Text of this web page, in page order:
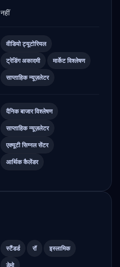
नहीं
वीडियो ट्यूटोरियल
ट्रेडिंग अकादमी मार्केट विश्लेषण
साप्ताहिक न्यूज़लेटर
दैनिक बाजार विश्लेषण
साप्ताहिक न्यूज़लेटर
एक्यूटी सिग्नल सेंटर
आर्थिक कैलेंडर
स्टैंडर्ड रॉ इस्लामिक
डेमो